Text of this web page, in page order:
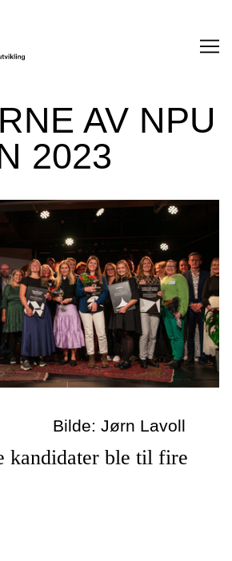
SØK →
AV NPU
2023
Bilde: Jørn Lavoll
kandidater ble til fire